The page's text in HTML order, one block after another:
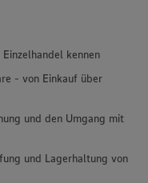
kennen
- von Einkauf über
und den Umgang mit
und Lagerhaltung von